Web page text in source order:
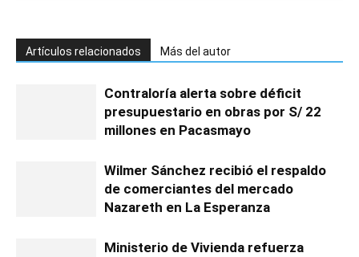
Artículos relacionados Más del autor
Contraloría alerta sobre déficit
presupuestario en obras por S/ 22
millones en Pacasmayo
Wilmer Sánchez recibió el respaldo
de comerciantes del mercado
Nazareth en La Esperanza
Ministerio de Vivienda refuerza